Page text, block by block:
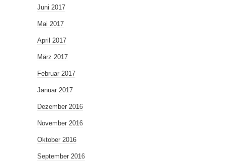
Juni 2017
Mai 2017
April 2017
März 2017
Februar 2017
Januar 2017
Dezember 2016
November 2016
Oktober 2016
September 2016